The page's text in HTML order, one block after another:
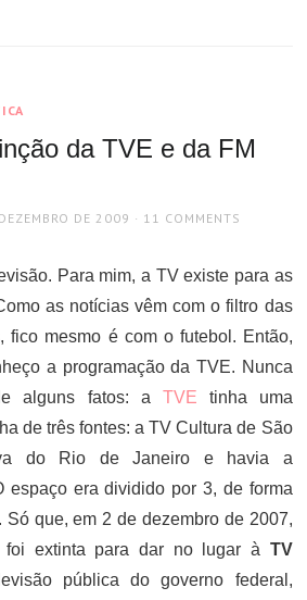
da TVE e da FM
DE 2009 11 COMMENTS
Para mim, a TV existe para as
as notícias vêm com o filtro das
fico mesmo é com o futebol. Então,
a programação da TVE. Nunca
alguns fatos: a TVE tinha uma
de três fontes: a TV Cultura de São
do Rio de Janeiro e havia a
espaço era dividido por 3, de forma
Só que, em 2 de dezembro de 2007,
extinta para dar no lugar à TV
pública do governo federal,